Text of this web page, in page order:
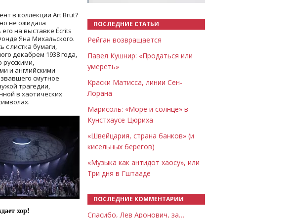
в коллекции Art Brut?
не ожидала
на выставке Écrits
Яна Михальского.
с листка бумаги,
декабрем 1938 года,
русскими,
и английскими
смутное
трагедии,
в хаотических
хор!
ПОСЛЕДНИЕ СТАТЬИ
Рейган возвращается
Павел Кушнир: «Продаться или
умереть»
Краски Матисса, линии Сен-
Лорана
Марисоль: «Море и солнце» в
Кунстхаусе Цюриха
«Швейцария, страна банков» (и
кисельных берегов)
«Музыка как антидот хаосу», или
Три дня в Гштааде
ПОСЛЕДНИЕ КОММЕНТАРИИ
Спасибо, Лев Аронович, за…